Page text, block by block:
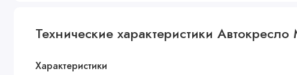
• Вес в упаковке: 6 кг
Технические характеристики
Характеристики